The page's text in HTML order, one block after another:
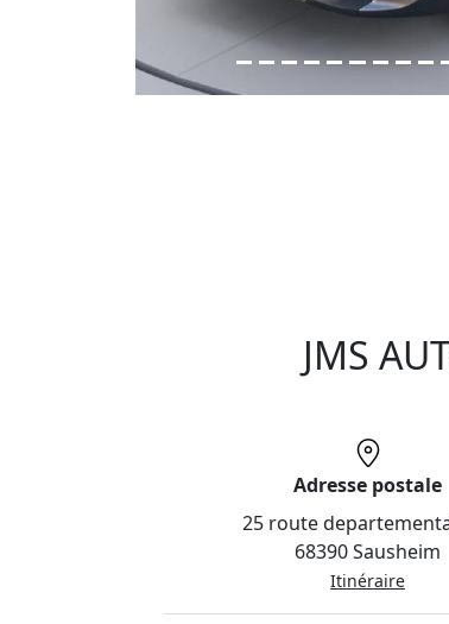
JMS
Adresse postale
25 route
68390 Sausheim
Itinéraire